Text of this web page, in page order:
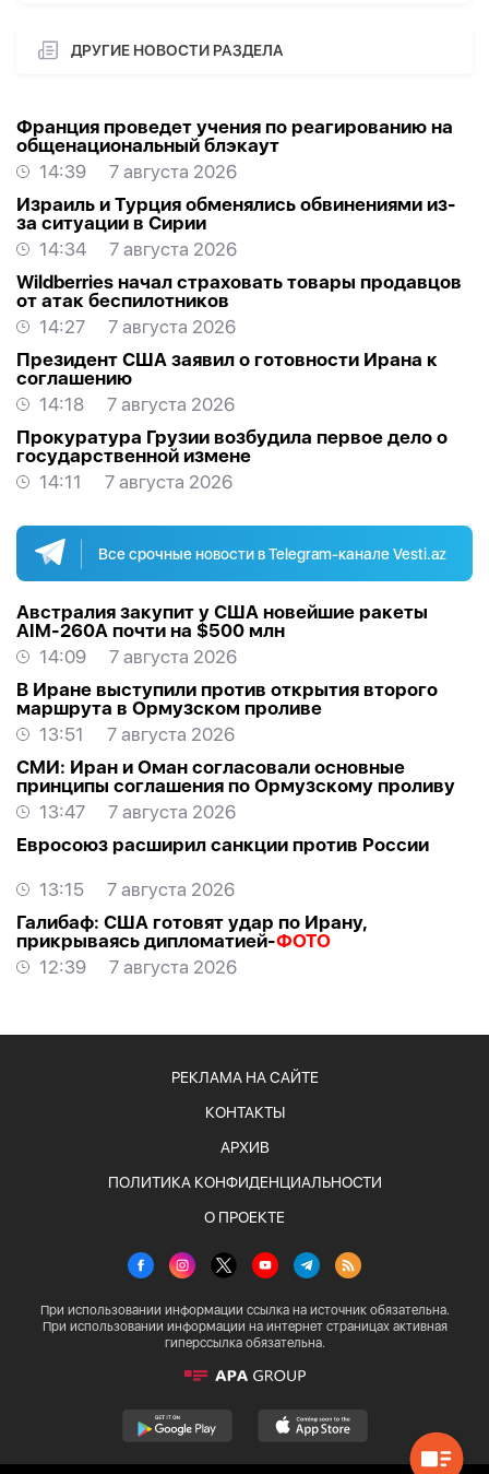
ДРУГИЕ НОВОСТИ РАЗДЕЛА
Франция проведет учения по реагированию на
общенациональный блэкаут
14:39
7 августа 2026
Израиль и Турция обменялись обвинениями из-
за ситуации в Сирии
14:34
7 августа 2026
Wildberries начал страховать товары продавцов
от атак беспилотников
14:27
7 августа 2026
Президент США заявил о готовности Ирана к
соглашению
14:18
7 августа 2026
Прокуратура Грузии возбудила первое дело о
государственной измене
14:11
7 августа 2026
Все срочные новости в Telegram-канале Vesti.az
Австралия закупит у США новейшие ракеты
AIM-260A почти на $500 млн
14:09
7 августа 2026
В Иране выступили против открытия второго
маршрута в Ормузском проливе
13:51
7 августа 2026
СМИ: Иран и Оман согласовали основные
принципы соглашения по Ормузскому проливу
13:47
7 августа 2026
Евросоюз расширил санкции против России
13:15
7 августа 2026
Галибаф: США готовят удар по Ирану,
прикрываясь дипломатией-ФОТО
12:39
7 августа 2026
РЕКЛАМА НА САЙТЕ
КОНТАКТЫ
АРХИВ
ПОЛИТИКА КОНФИДЕНЦИАЛЬНОСТИ
О ПРОЕКТЕ
При использовании информации ссылка на источник обязательна.
При использовании информации на интернет страницах активная
гиперссылка обязательна.